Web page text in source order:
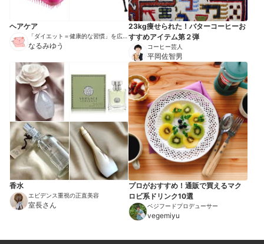
ヘアケア
「ダイエット＝健康的な習慣」を広め
る伝道師
なるみゆう
23kg痩せられた！バターコーヒーお
すすめアイテム第２弾
コーヒー芸人
平岡佐智男
香水
エビデンス重視の正直美容
室長さん
プロがおすすめ！通販で買えるマク
ロビ系ドリンク10選
ベジフードプロデューサー
vegemiyu